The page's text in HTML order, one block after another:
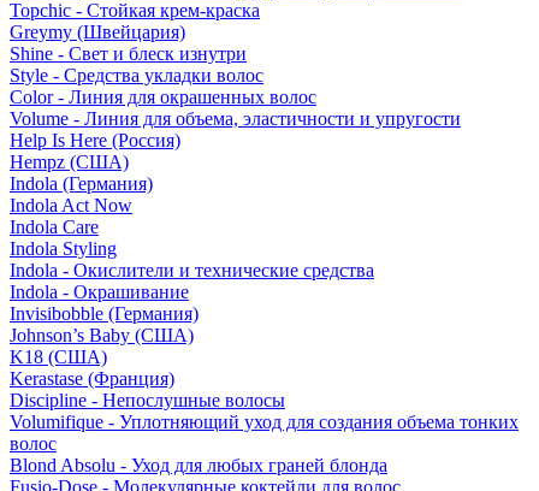
Topchic - Стойкая крем-краска
Greymy (Швейцария)
Shine - Свет и блеск изнутри
Style - Средства укладки волос
Color - Линия для окрашенных волос
Volume - Линия для объема, эластичности и упругости
Help Is Here (Россия)
Hempz (США)
Indola (Германия)
Indola Act Now
Indola Care
Indola Styling
Indola - Окислители и технические средства
Indola - Окрашивание
Invisibobble (Германия)
Johnson’s Baby (США)
K18 (США)
Kerastase (Франция)
Discipline - Непослушные волосы
Volumifique - Уплотняющий уход для создания объема тонких
волос
Blond Absolu - Уход для любых граней блонда
Fusio-Dose - Молекулярные коктейли для волос